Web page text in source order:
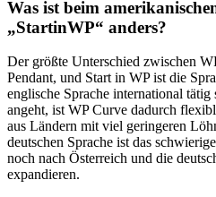
Was ist beim
„StartinWP“ anders?
Der größte Unterschied zwischen
Pendant, und Start in WP ist die
englische Sprache international
angeht, ist WP Curve dadurch
aus Ländern mit viel geringeren
deutschen Sprache ist das
noch nach Österreich und die
expandieren.